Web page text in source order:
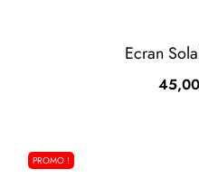
Ecran
Prix
PROMO !